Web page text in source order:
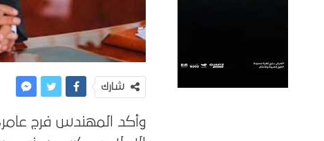
شارك
وأكد المهندس فرج